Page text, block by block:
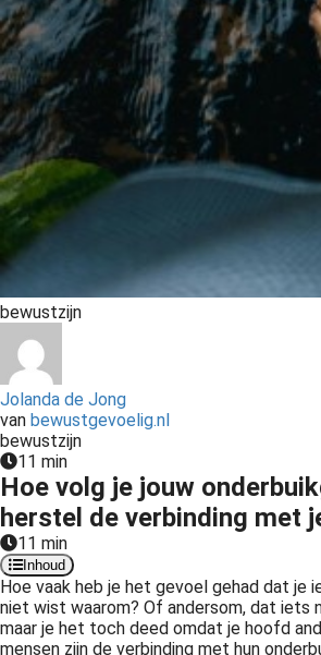
bewustzijn
Jolanda de Jong
van bewustgevoelig.nl
bewustzijn
11 min
Hoe volg je jouw
herstel de verbinding met
11 min
Inhoud
Hoe vaak heb je het gevoel gehad dat je
niet wist waarom? Of andersom, dat iets
maar je het toch deed omdat je hoofd
mensen zijn de verbinding met hun